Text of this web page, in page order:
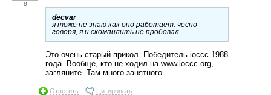
8
decvar
я тоже не знаю как оно работает. чесно
говоря, я и скомпилить не пробовал.
Это очень старый прикол. Победитель ioccc 1988
года. Вообще, кто не ходил на www.ioccc.org,
загляните. Там много занятного.
Ответить Цитировать